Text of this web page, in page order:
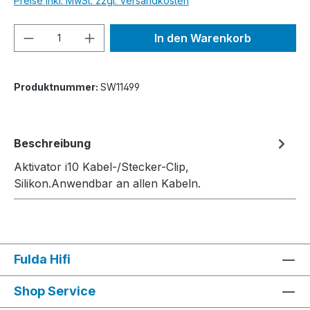
Produkt Anzahl: Gib denIn den Warenkorb
Produktnummer: SW11499
Beschreibung
Aktivator i10 Kabel-/Stecker-Clip,
Silikon.Anwendbar an allen Kabeln.
Fulda Hifi
Shop Service